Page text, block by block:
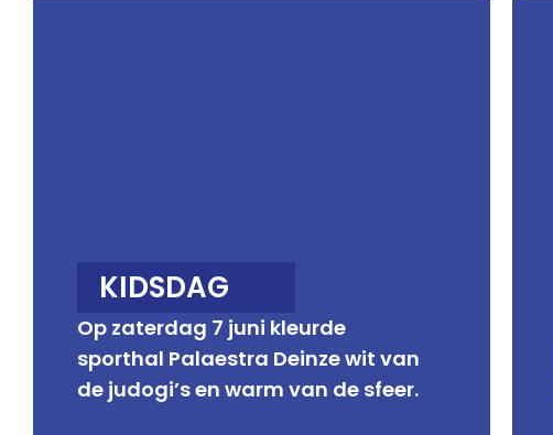
KIDSDAG
Op zaterdag 7 juni kleurde
sporthal Palaestra Deinze wit van
de judogi’s en warm van de sfeer.